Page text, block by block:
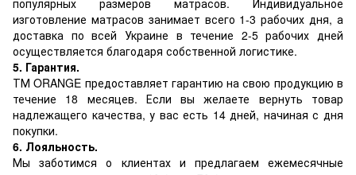
популярных размеров матрасов. Индивидуальное
изготовление матрасов занимает всего 1-3 рабочих дня, а
доставка по всей Украине в течение 2-5 рабочих дней
осуществляется благодаря собственной логистике.
5. Гарантия.
ТМ ORANGE предоставляет гарантию на свою продукцию в
течение 18 месяцев. Если вы желаете вернуть товар
надлежащего качества, у вас есть 14 дней, начиная с дня
покупки.
6. Лояльность.
Мы заботимся о клиентах и предлагаем ежемесячные